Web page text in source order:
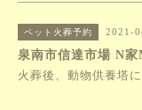
ペット火葬予約 2021-
泉南市信達市場 N
火葬後、動物供養塔